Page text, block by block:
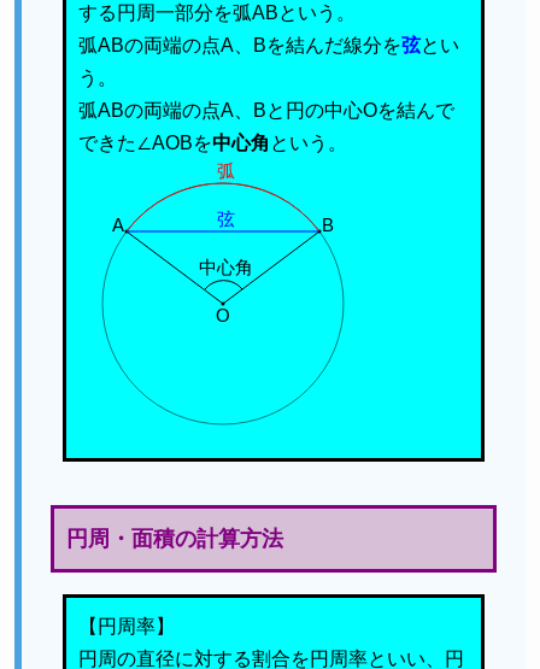
する円周一部分を弧ABという。
弧ABの両端の点A、Bを結んだ線分を弦とい
う。
弧ABの両端の点A、Bと円の中心Oを結んで
できた∠AOBを中心角 という。
A B
O
中心角
弧
弦
円周・面積の計算方法
【円周率】
円周の直径に対する割合を円周率といい、円